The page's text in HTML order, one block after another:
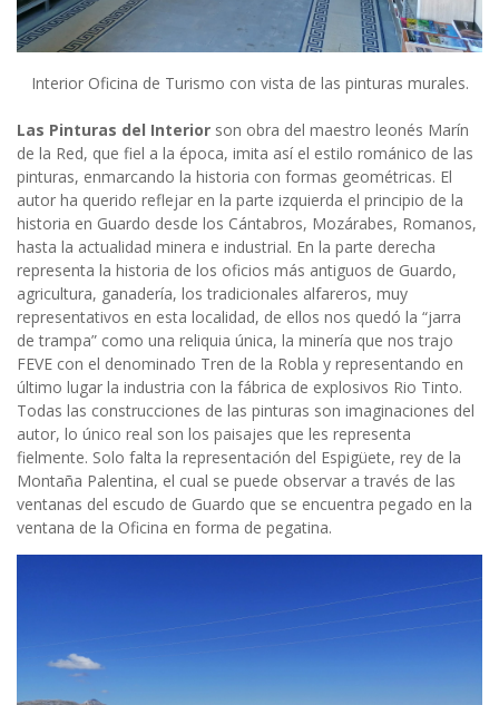
Interior Oficina de Turismo con vista de las pinturas murales.
Las Pinturas del Interior son obra del maestro leonés Marín
de la Red, que fiel a la época, imita así el estilo románico de las
pinturas, enmarcando la historia con formas geométricas. El
autor ha querido reflejar en la parte izquierda el principio de la
historia en Guardo desde los Cántabros, Mozárabes, Romanos,
hasta la actualidad minera e industrial. En la parte derecha
representa la historia de los oficios más antiguos de Guardo,
agricultura, ganadería, los tradicionales alfareros, muy
representativos en esta localidad, de ellos nos quedó la “jarra
de trampa” como una reliquia única, la minería que nos trajo
FEVE con el denominado Tren de la Robla y representando en
último lugar la industria con la fábrica de explosivos Rio Tinto.
Todas las construcciones de las pinturas son imaginaciones del
autor, lo único real son los paisajes que les representa
fielmente. Solo falta la representación del Espigüete, rey de la
Montaña Palentina, el cual se puede observar a través de las
ventanas del escudo de Guardo que se encuentra pegado en la
ventana de la Oficina en forma de pegatina.